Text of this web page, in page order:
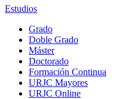
Estudios
Grado
Doble Grado
Máster
Doctorado
Formación Continua
URJC Mayores
URJC Online